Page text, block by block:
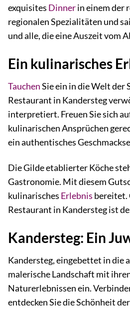
exquisites Dinnerin einem der
regionalen Spezialitäten und
und alle, die eine Auszeit vom
Ein kulinarisches
TauchenSie ein in die Welt der
Restaurant in Kandersteg
interpretiert. Freuen Sie sich
kulinarischen Ansprüchen
ein authentisches
Die Gilde etablierter Köche
Gastronomie. Mit diesem
kulinarisches Erlebnis bereitet.
Restaurant in Kandersteg ist
Kandersteg: Ein
Kandersteg, eingebettet in die
malerische Landschaft mit
Naturerlebnissen ein.
entdecken Sie die Schönheit